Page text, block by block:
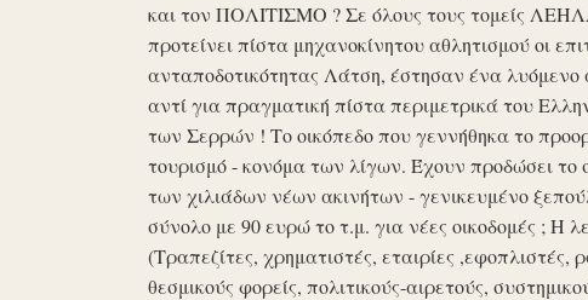
και τον ΠΟΛΙΤΙΣΜΟ ? Σε όλους τους τομείς
προτείνει πίστα μηχανοκίνητου αθλητισμού οι
ανταποδοτικότητας Λάτση, έστησαν ένα λυόμενο
αντί για πραγματική πίστα περιμετρικά του
των Σερρών ! Το οικόπεδο που γεννήθηκα το
τουρισμό - κονόμα των λίγων. Έχουν προδώσει το
των χιλιάδων νέων ακινήτων - γενικευμένο
σύνολο με 90 ευρώ το τ.μ. για νέες οικοδομές ;
(Τραπεζίτες, χρηματιστές, εταιρίες
θεσμικούς φορείς, πολιτικούς-αιρετούς,